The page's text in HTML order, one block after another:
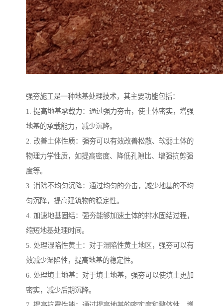
强夯施工是一种地基处理技术，其主要功能包括：
1. 提高地基承载力：通过强力夯击，使土体密实，增强
地基的承载能力，减少沉降。
2. 改善土体性质：强夯可以有效改善松散、软弱土体的
物理力学性质，如提高密度、降低孔隙比、增强抗剪强
度等。
3. 消除不均匀沉降：通过均匀的夯击，减少地基的不均
匀沉降，提高建筑物的稳定性。
4. 加速地基固结：强夯能够加速土体的排水固结过程，
缩短地基处理时间。
5. 处理湿陷性黄土：对于湿陷性黄土地区，强夯可以有
效减少湿陷性，提高地基的稳定性。
6. 处理填土地基：对于填土地基，强夯可以使填土更加
密实，减少后期沉降。